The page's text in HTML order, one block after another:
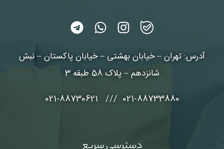
آدرس: تهران – خیابان بهشتی – خیابان پاکستان – نبش
شانزدهم – پلاک 58 طبقه 3
021-88733880 /// 021-88730621